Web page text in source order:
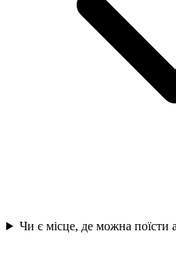
Чи є місце, де можна поїсти